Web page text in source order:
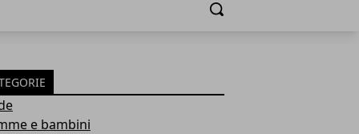
Cerca
e bambini